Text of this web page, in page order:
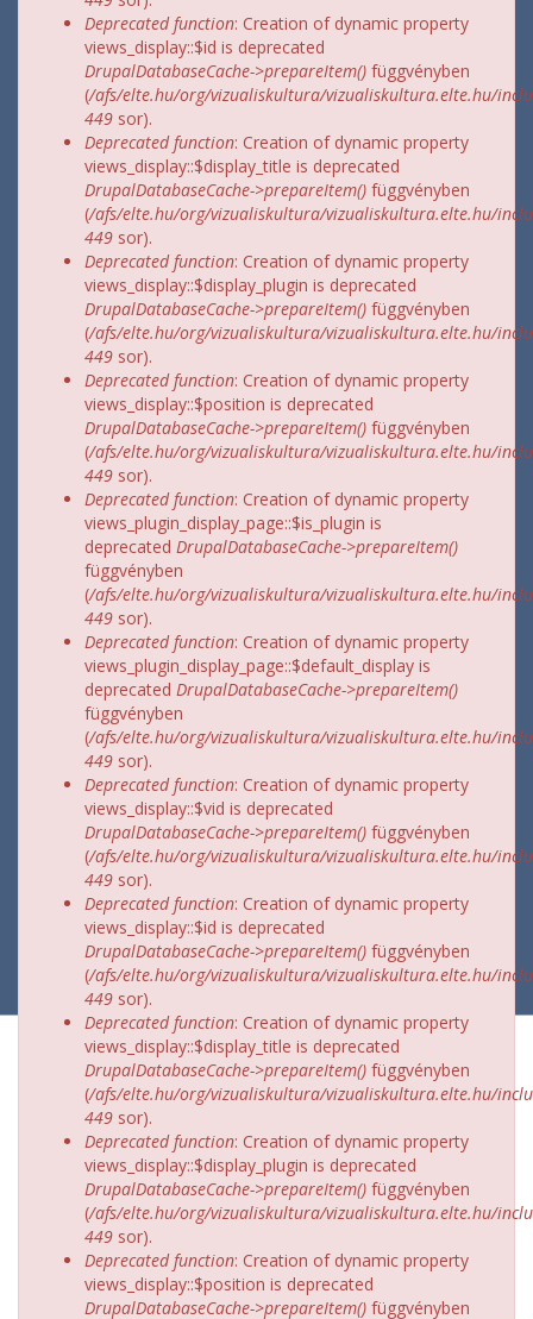
Deprecated function: Creation of dynamic property
views_display::$id is deprecated
DrupalDatabaseCache->prepareItem() függvényben
(/afs/elte.hu/org/vizualiskultura/vizualiskultura.elte.hu/
449 sor).
Deprecated function: Creation of dynamic property
views_display::$display_title is deprecated
DrupalDatabaseCache->prepareItem() függvényben
(/afs/elte.hu/org/vizualiskultura/vizualiskultura.elte.hu/
449 sor).
Deprecated function: Creation of dynamic property
views_display::$display_plugin is deprecated
DrupalDatabaseCache->prepareItem() függvényben
(/afs/elte.hu/org/vizualiskultura/vizualiskultura.elte.hu/
449 sor).
Deprecated function: Creation of dynamic property
views_display::$position is deprecated
DrupalDatabaseCache->prepareItem() függvényben
(/afs/elte.hu/org/vizualiskultura/vizualiskultura.elte.hu/
449 sor).
Deprecated function: Creation of dynamic property
views_plugin_display_page::$is_plugin is
deprecated DrupalDatabaseCache->prepareItem()
függvényben
(/afs/elte.hu/org/vizualiskultura/vizualiskultura.elte.hu/
449 sor).
Deprecated function: Creation of dynamic property
views_plugin_display_page::$default_display is
deprecated DrupalDatabaseCache->prepareItem()
függvényben
(/afs/elte.hu/org/vizualiskultura/vizualiskultura.elte.hu/
449 sor).
Deprecated function: Creation of dynamic property
views_display::$vid is deprecated
DrupalDatabaseCache->prepareItem() függvényben
(/afs/elte.hu/org/vizualiskultura/vizualiskultura.elte.hu/
449 sor).
Deprecated function: Creation of dynamic property
views_display::$id is deprecated
DrupalDatabaseCache->prepareItem() függvényben
(/afs/elte.hu/org/vizualiskultura/vizualiskultura.elte.hu/
449 sor).
Deprecated function: Creation of dynamic property
views_display::$display_title is deprecated
DrupalDatabaseCache->prepareItem() függvényben
(/afs/elte.hu/org/vizualiskultura/vizualiskultura.elte.hu/
449 sor).
Deprecated function: Creation of dynamic property
views_display::$display_plugin is deprecated
DrupalDatabaseCache->prepareItem() függvényben
(/afs/elte.hu/org/vizualiskultura/vizualiskultura.elte.hu/
449 sor).
Deprecated function: Creation of dynamic property
views_display::$position is deprecated
DrupalDatabaseCache->prepareItem() függvényben